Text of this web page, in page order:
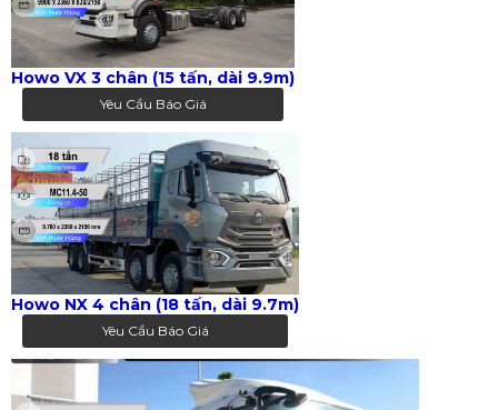
Howo VX 3 chân (15 tấn, dài 9.9m)
Yêu Cầu Báo Giá
Howo NX 4 chân (18 tấn, dài 9.7m)
Yêu Cầu Báo Giá